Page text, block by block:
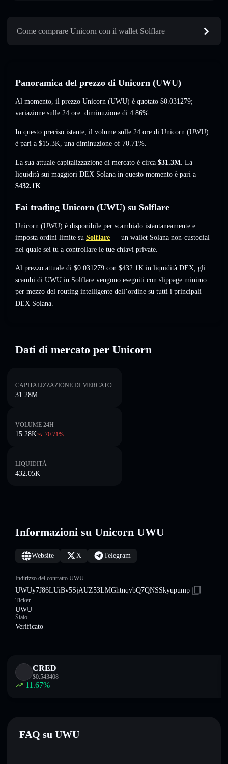
Come comprare Unicorn con il wallet Solflare
Panoramica del prezzo di Unicorn (UWU)
Al momento, il prezzo Unicorn (UWU) è quotato $0.031279;
variazione sulle 24 ore: diminuzione di 4.86%.
In questo preciso istante, il volume sulle 24 ore di Unicorn (UWU)
è pari a $15.3K, una diminuzione of 70.71%.
La sua attuale capitalizzazione di mercato è circa $31.3M. La
liquidità sui maggiori DEX Solana in questo momento è pari a
$432.1K.
Fai trading Unicorn (UWU) su Solflare
Unicorn (UWU) è disponibile per scambialo istantaneamente e
imposta ordini limite su Solflare — un wallet Solana non-custodial
nel quale sei tu a controllare le tue chiavi private.
Al prezzo attuale di $0.031279 con $432.1K in liquidità DEX, gli
scambi di UWU in Solflare vengono eseguiti con slippage minimo
per mezzo del routing intelligente dell’ordine su tutti i principali
DEX Solana.
Dati di mercato per Unicorn
CAPITALIZZAZIONE DI MERCATO
31.28M
VOLUME 24H
15.28K 70.71%
LIQUIDITÀ
432.05K
Informazioni su Unicorn UWU
Website X Telegram
Indirizzo del contratto UWU
UWUy7J86LUiBv5SjAUZ53LMGhtnqvbQ7QNSSkyupump
Ticker
UWU
Stato
Verificato
CRED
$0.543408
11.67%
FAQ su UWU